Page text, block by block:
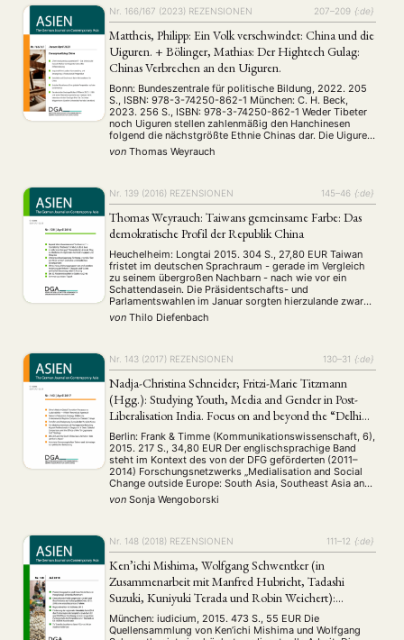
Nr. 166/167 (2023) REZENSIONEN 207–209 {:de}
Mattheis, Philipp: Ein Volk verschwindet: China und die
Uiguren. + Bölinger, Mathias: Der Hightech Gulag:
Chinas Verbrechen an den Uiguren.
Bonn: Bundeszentrale für politische Bildung, 2022. 205
S., ISBN: 978-3-74250-862-1 München: C. H. Beck,
2023. 256 S., ISBN: 978-3-74250-862-1 Weder Tibeter
noch Uiguren stellen zahlenmäßig den Hanchinesen
folgend die nächstgrößte Ethnie Chinas dar. Die Uiguren
belegen nämlich erst Platz 5, die Tibeter Platz 9, doch
geraten jene beiden Volksgruppen unter dem Topos der
von Thomas Weyrauch
Nr. 139 (2016) REZENSIONEN 145–46 {:de}
Thomas Weyrauch: Taiwans gemeinsame Farbe: Das
demokratische Profil der Republik China
Heuchelheim: Longtai 2015. 304 S., 27,80 EUR Taiwan
fristet im deutschen Sprachraum - gerade im Vergleich
zu seinem übergroßen Nachbarn - nach wie vor ein
Schattendasein. Die Präsidentschafts- und
Parlamentswahlen im Januar sorgten hierzulande zwar
zumindest kurzfristig für eine erhöhte mediale
Aufmerksamkeit, trotzdem sind fundierte Studien zum
von Thilo Diefenbach
Nr. 143 (2017) REZENSIONEN 130–31 {:de}
Nadja-Christina Schneider; Fritzi-Marie Titzmann
(Hgg.): Studying Youth, Media and Gender in Post-
Liberalisation India. Focus on and beyond the “Delhi
Gang Rape”
Berlin: Frank & Timme (Kommunikationswissenschaft, 6),
2015. 217 S., 34,80 EUR Der englischsprachige Band
steht im Kontext des von der DFG geförderten (2011–
2014) Forschungsnetzwerks „Medialisation and Social
Change outside Europe: South Asia, Southeast Asia and
the Arab-Speaking Region“. Ohne sich auf dieses Thema
zu beschränken, ist die brutale Gruppenvergewaltigung
von Sonja Wengoborski
Nr. 148 (2018) REZENSIONEN 111–12 {:de}
Ken’ichi Mishima, Wolfgang Schwentker (in
Zusammenarbeit mit Manfred Hubricht, Tadashi
Suzuki, Kuniyuki Terada und Robin Weichert):
Geschichtsdenken im modernen Japan. Eine
kommentierte Quellensammlung
München: iudicium, 2015. 473 S., 55 EUR Die
Quellensammlung von Ken’ichi Mishima und Wolfgang